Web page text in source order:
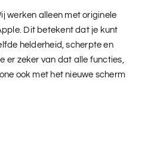
werken alleen met originele
Dit betekent dat je kunt
helderheid, scherpte en
er zeker van dat alle functies,
ook met het nieuwe scherm